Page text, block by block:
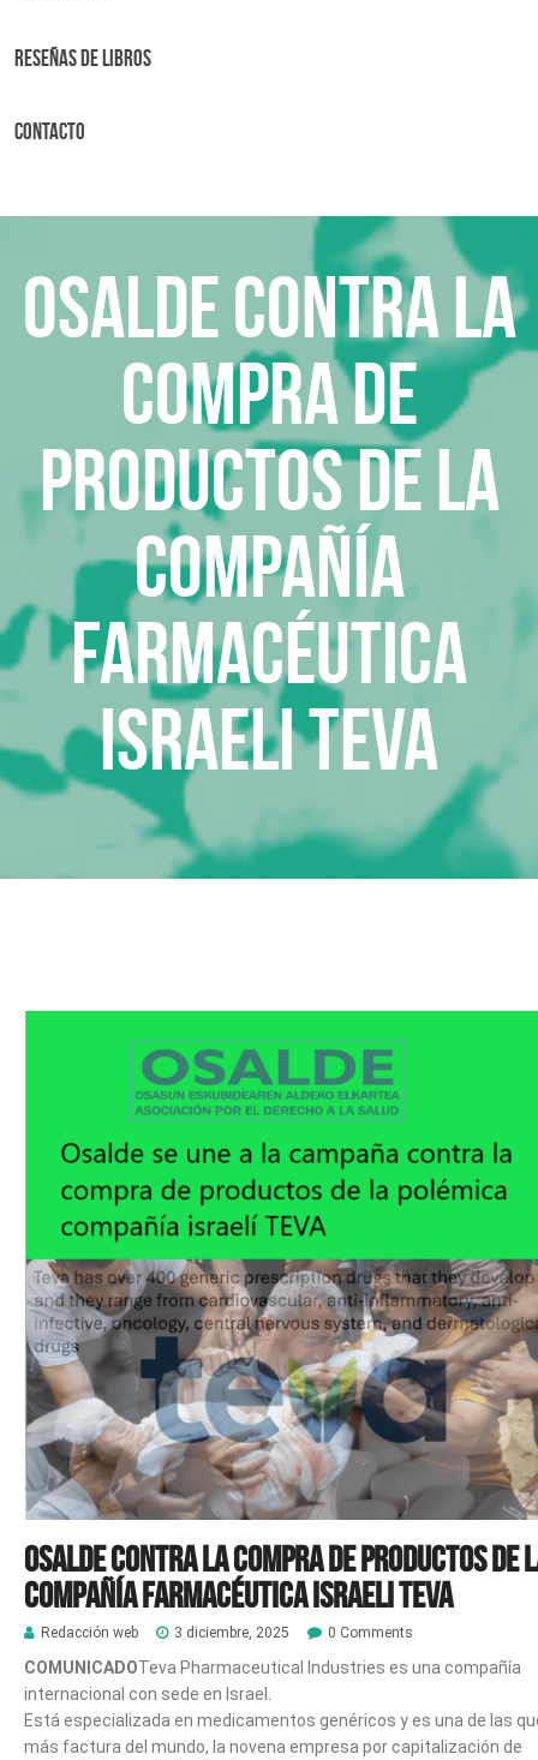
Reseñas de libros
Contacto
OSALDE CONTRA LA
COMPRA DE
PRODUCTOS DE LA
COMPAÑÍA
FARMACÉUTICA
ISRAELI TEVA
OSALDE CONTRA LA COMPRA DE PRODUCTOS DE
COMPAÑÍA FARMACÉUTICA ISRAELI TEVA
Redacción web 3 diciembre, 2025 0 Comments
COMUNICADOTeva Pharmaceutical Industries es una compañía
internacional con sede en Israel.
Está especializada en medicamentos genéricos y es una de las
más factura del mundo, la novena empresa por capitalización de